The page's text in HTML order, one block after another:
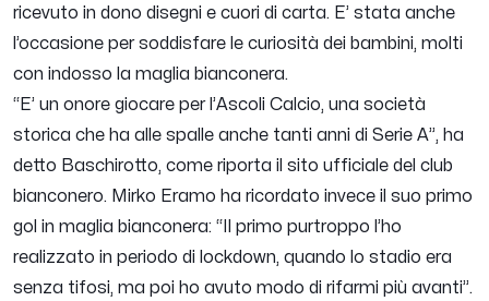
ricevuto in dono disegni e cuori di carta. E’ stata anche
l’occasione per soddisfare le curiosità dei bambini, molti
con indosso la maglia bianconera.
“ E’ un onore giocare per l’Ascoli Calcio, una società
storica che ha alle spalle anche tanti anni di Serie A”, ha
detto Baschirotto, come riporta il sito ufficiale del club
bianconero. Mirko Eramo ha ricordato invece il suo primo
gol in maglia bianconera: “ Il primo purtroppo l’ho
realizzato in periodo di lockdown, quando lo stadio era
senza tifosi, ma poi ho avuto modo di rifarmi più avanti”.